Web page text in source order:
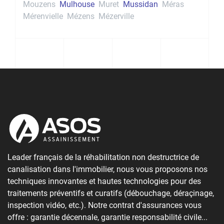
Mouzens Mulhouse Muret Mussidan Méras
Mérenvielle Mézens Mézerville
Leader français de la réhabilitation non destructrice de
canalisation dans l'immobilier, nous vous proposons nos
techniques innovantes et hautes technologies pour des
traitements préventifs et curatifs (débouchage, déraçinage,
inspection vidéo, etc.). Notre contrat d'assurances vous
offre : garantie décennale, garantie responsabilité civile...